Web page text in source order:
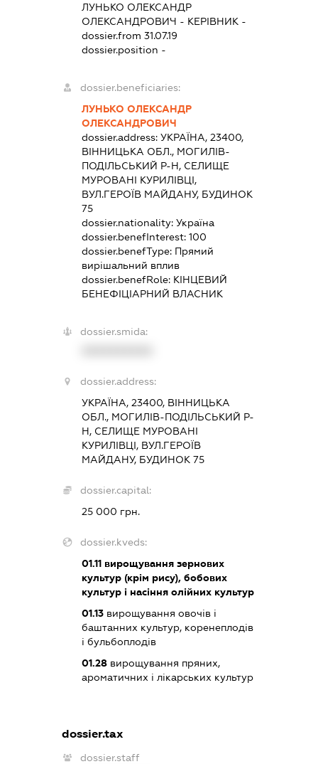
ЛУНЬКО ОЛЕКСАНДР
ОЛЕКСАНДРОВИЧ - КЕРІВНИК -
dossier.from 31.07.19
dossier.position -
dossier.beneficiaries:
ЛУНЬКО ОЛЕКСАНДР
ОЛЕКСАНДРОВИЧ
dossier.address: УКРАЇНА, 23400,
ВІННИЦЬКА ОБЛ., МОГИЛІВ-
ПОДІЛЬСЬКИЙ Р-Н, СЕЛИЩЕ
МУРОВАНІ КУРИЛІВЦІ,
ВУЛ.ГЕРОЇВ МАЙДАНУ, БУДИНОК
75
dossier.nationality: Україна
dossier.benefInterest: 100
dossier.benefType: Прямий
вирішальний вплив
dossier.benefRole: КІНЦЕВИЙ
БЕНЕФІЦІАРНИЙ ВЛАСНИК
dossier.smida:
dossier.address:
УКРАЇНА, 23400, ВІННИЦЬКА
ОБЛ., МОГИЛІВ-ПОДІЛЬСЬКИЙ Р-
Н, СЕЛИЩЕ МУРОВАНІ
КУРИЛІВЦІ, ВУЛ.ГЕРОЇВ
МАЙДАНУ, БУДИНОК 75
dossier.capital:
25 000 грн.
dossier.kveds:
01.11вирощування зернових
культур (крім рису), бобових
культур і насіння олійних культур
01.13вирощування овочів і
баштанних культур, коренеплодів
і бульбоплодів
01.28вирощування пряних,
ароматичних і лікарських культур
dossier.tax
dossier.staff